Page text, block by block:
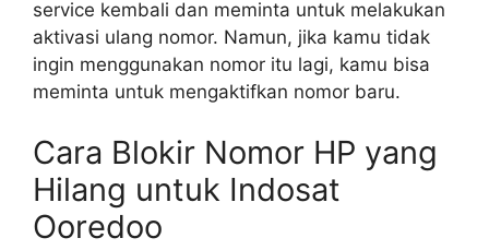
service kembali dan meminta untuk melakukan
aktivasi ulang nomor. Namun, jika kamu tidak
ingin menggunakan nomor itu lagi, kamu bisa
meminta untuk mengaktifkan nomor baru.
Cara Blokir Nomor HP yang
Hilang untuk Indosat
Ooredoo